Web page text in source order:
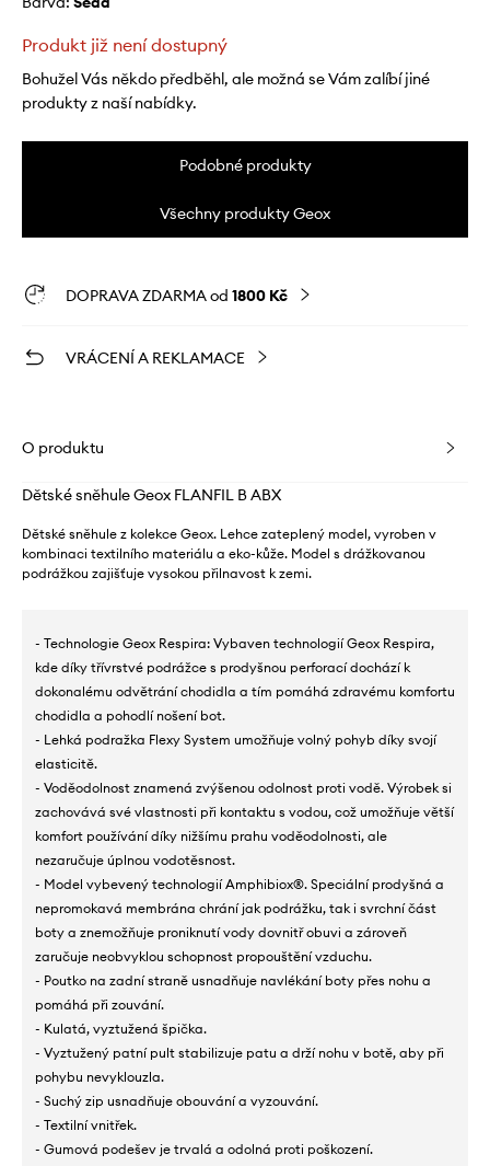
Produkt již není dostupný
Bohužel Vás někdo předběhl, ale možná se Vám zalíbí jiné
produkty z naší nabídky.
Podobné produkty
Všechny produkty Geox
DOPRAVA ZDARMA od 1800 Kč
VRÁCENÍ A REKLAMACE
O produktu
Dětské sněhule Geox FLANFIL B ABX
Dětské sněhule z kolekce Geox. Lehce zateplený model, vyroben v
kombinaci textilního materiálu a eko-kůže. Model s drážkovanou
podrážkou zajišťuje vysokou přilnavost k zemi.
- Technologie Geox Respira: Vybaven technologií Geox Respira,
kde díky třívrstvé podrážce s prodyšnou perforací dochází k
dokonalému odvětrání chodidla a tím pomáhá zdravému komfortu
chodidla a pohodlí nošení bot.
- Lehká podražka Flexy System umožňuje volný pohyb díky svojí
elasticitě.
- Voděodolnost znamená zvýšenou odolnost proti vodě. Výrobek si
zachovává své vlastnosti při kontaktu s vodou, což umožňuje větší
komfort používání díky nižšímu prahu voděodolnosti, ale
nezaručuje úplnou vodotěsnost.
- Model vybevený technologií Amphibiox®. Speciální prodyšná a
nepromokavá membrána chrání jak podrážku, tak i svrchní část
boty a znemožňuje proniknutí vody dovnitř obuvi a zároveň
zaručuje neobvyklou schopnost propouštění vzduchu.
- Poutko na zadní straně usnadňuje navlékání boty přes nohu a
pomáhá při zouvání.
- Kulatá, vyztužená špička.
- Vyztužený patní pult stabilizuje patu a drží nohu v botě, aby při
pohybu nevyklouzla.
- Suchý zip usnadňuje obouvání a vyzouvání.
- Textilní vnitřek.
- Gumová podešev je trvalá a odolná proti poškození.